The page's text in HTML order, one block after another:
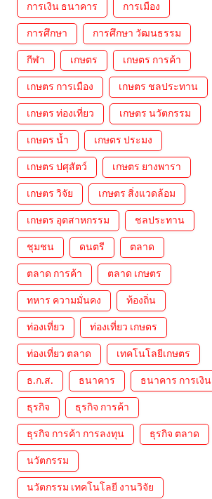
การเงิน ธนาคาร การเมือง
การศึกษา การศึกษา วัฒนธรรม
กีฬา เกษตร เกษตร การค้า
เกษตร การเมือง เกษตร ชลประทาน
เกษตร ท่องเที่ยว เกษตร นวัตกรรม
เกษตร น้ำ เกษตร ประมง
เกษตร ปศุสัตว์ เกษตร ยางพารา
เกษตร วิจัย เกษตร สิ่งแวดล้อม
เกษตร อุตสาหกรรม ชลประทาน
ชุมชน ดนตรี ตลาด
ตลาด การค้า ตลาด เกษตร
ทหาร ความมั่นคง ท้องถิ่น
ท่องเที่ยว ท่องเที่ยว เกษตร
ท่องเที่ยว ตลาด เทคโนโลยีเกษตร
ธ.ก.ส. ธนาคาร ธนาคาร การเงิน
ธุรกิจ ธุรกิจ การค้า
ธุรกิจ การค้า การลงทุน ธุรกิจ ตลาด
นวัตกรรม
นวัตกรรม เทคโนโลยี งานวิจัย